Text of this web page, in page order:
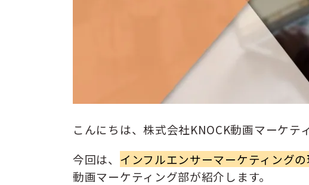
こんにちは、株式会社KNOCK動画マーケテ
今回は、 インフルエンサーマーケティング
動画マーケティング部が紹介します。